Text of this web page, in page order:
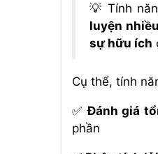
💡 Tính
luyện
sự hữu ích
Cụ thể, tính
✅Đánh giá
phần